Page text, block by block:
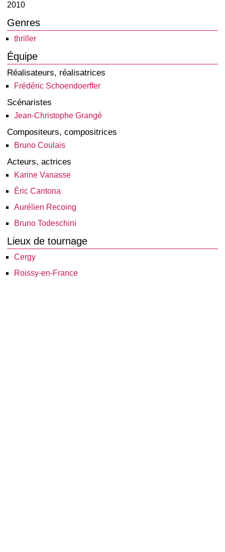
2010
Genres
thriller
Équipe
Réalisateurs, réalisatrices
Frédéric Schoendoerffer
Scénaristes
Jean-Christophe Grangé
Compositeurs, compositrices
Bruno Coulais
Acteurs, actrices
Karine Vanasse
Éric Cantona
Aurélien Recoing
Bruno Todeschini
Lieux de tournage
Cergy
Roissy-en-France